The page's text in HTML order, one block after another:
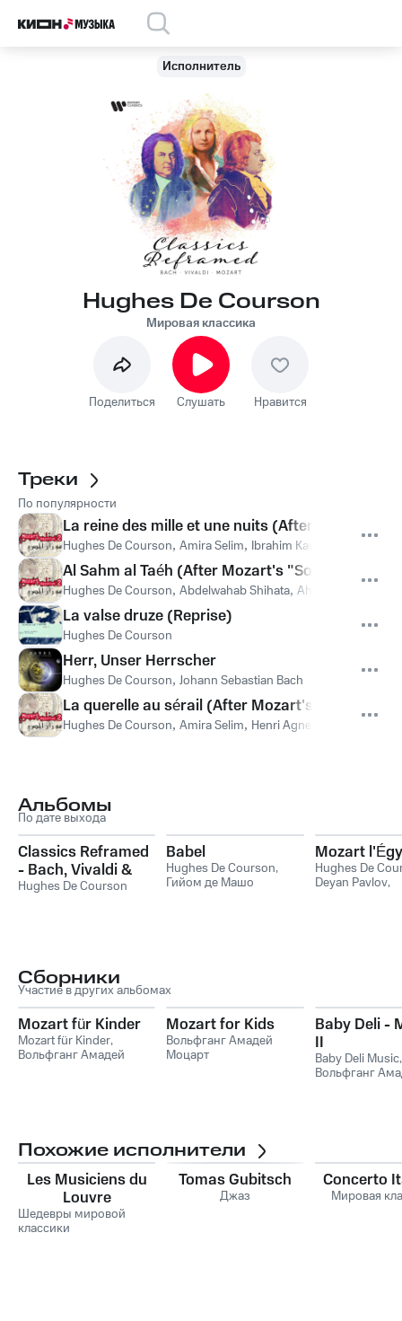
Исполнитель
Hughes De Courson
Мировая классика
Поделиться Слушать Нравится
Треки
По популярности
La reine des mille et une nuits (After Mozart's
Hughes De Courson, Amira Selim, Ibrahim Kawala
Al Sahm al Taéh (After Mozart's "Soave sia il
Hughes De Courson, Abdelwahab Shihata, Ahmed Saad
La valse druze (Reprise)
Hughes De Courson
Herr, Unser Herrscher
Hughes De Courson, Johann Sebastian Bach
La querelle au sérail (After Mozart's "Marten
Hughes De Courson, Amira Selim, Henri Agnel
Альбомы
По дате выхода
Classics Reframed
- Bach, Vivaldi &
Mozart
Hughes De Courson
Babel
Hughes De Courson,
Гийом де Машо
Mozart
Hughes De
Deyan Pavlov,
Сборники
Участие в других альбомах
Mozart für Kinder
Mozart für Kinder,
Вольфганг Амадей
Mozart for Kids
Вольфганг Амадей
Моцарт
Baby Deli -
II
Baby Deli Music,
Вольфганг
Похожие исполнители
Les Musiciens du
Louvre
Шедевры мировой
классики
Tomas Gubitsch
Джаз
Concerto
Мировая